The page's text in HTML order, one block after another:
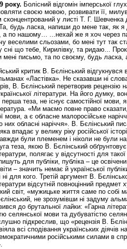
року. Болісний відгомін імперської
своєю мовою, розвивати її,
сконцентрований у листі Т. Г.
будь ласка, напиши до мене так, як
а по нашому… ...нехай же я хоч через
веселими сльозами, бо мені тут так
сні що тебе, Кирилівку, та ридаю...
письмо, та по своєму, будь ласка,
критик В. Бєлінський
«Ластівка». Не сказавши ні
В. Бєлінський перетворив рецензію
літератури. На його думку,
перша теза, не існує самостійної
«Ми маємо повне право
мови, а є обласне малоросійське
них обласні наріччя». В. Бєлінський
впадає у велику ріку російської
були племенем і ніколи не були
теза, якою В. Бєлінський
полягає у відсутності для
для публіки, публіка – це
– значить немає й української
ні для кого. Третій аргумент В.
відсутній повноцінний
світ, «мужицьке життя саме по собі
не зрозумівши ні задуму
до брутальної лайки: «Гарна
селянської мови та дубуватістю
підкреслив, що «рецензія В.
всі сподівання українських діячів
російськими силами в